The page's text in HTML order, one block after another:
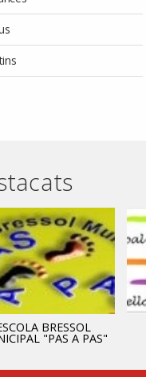
BRESSOL
"PAS A PAS"